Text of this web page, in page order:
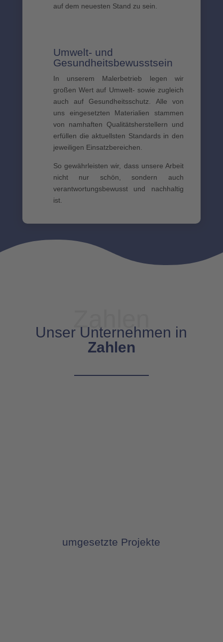
auf dem neuesten Stand zu sein.
Umwelt- und
Gesundheitsbewusstsein
In unserem Malerbetrieb legen wir
großen Wert auf Umwelt- sowie zugleich
auch auf Gesundheitsschutz. Alle von
uns eingesetzten Materialien stammen
von namhaften Qualitätsherstellern und
erfüllen die aktuellsten Standards in den
jeweiligen Einsatzbereichen.
So gewährleisten wir, dass unsere Arbeit
nicht nur schön, sondern auch
verantwortungsbewusst und nachhaltig
ist.
Zahlen
Unser Unternehmen in
Zahlen
umgesetzte Projekte